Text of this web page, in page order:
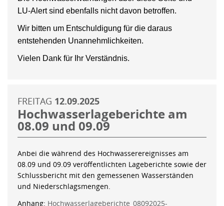
LU-Alert sind ebenfalls nicht davon betroffen.
Wir bitten um Entschuldigung für die daraus
entstehenden Unannehmlichkeiten.
Vielen Dank für Ihr Verständnis.
FREITAG 12.09.2025
Hochwasserlageberichte am
08.09 und 09.09
Anbei die während des Hochwasserereignisses am
08.09 und 09.09 veröffentlichten Lageberichte sowie der
Schlussbericht mit den gemessenen Wasserständen
und Niederschlagsmengen.
Anhang: Hochwasserlageberichte_08092025-